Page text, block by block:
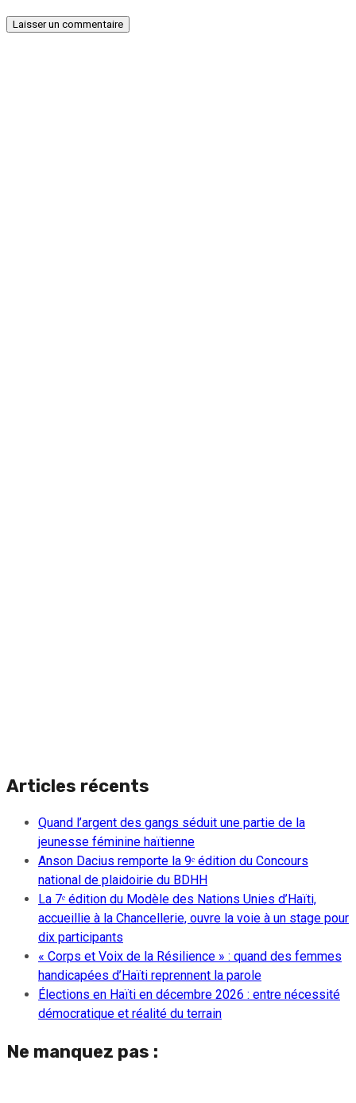
Articles récents
Quand l’argent des gangs séduit une partie de la
jeunesse féminine haïtienne
Anson Dacius remporte la 9ᵉ édition du Concours
national de plaidoirie du BDHH
La 7ᵉ édition du Modèle des Nations Unies d’Haïti,
accueillie à la Chancellerie, ouvre la voie à un stage pour
dix participants
« Corps et Voix de la Résilience » : quand des femmes
handicapées d’Haïti reprennent la parole
Élections en Haïti en décembre 2026 : entre nécessité
démocratique et réalité du terrain
Ne manquez pas :